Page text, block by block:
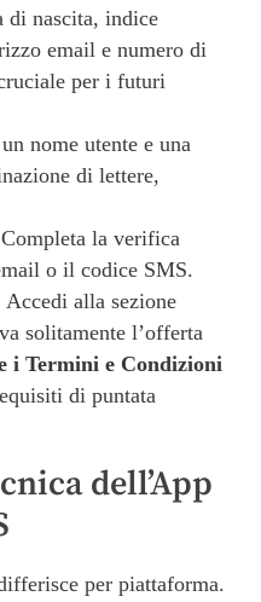
di nascita, indice
email e numero di
per i futuri
nome utente e una
di lettere,
Completa la verifica
o il codice SMS.
Accedi alla sezione
solitamente l’offerta
i Termini e Condizioni
di puntata
dell’App
per piattaforma.